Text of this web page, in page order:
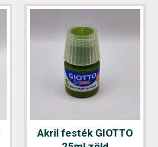
Akril festék GIOTTO